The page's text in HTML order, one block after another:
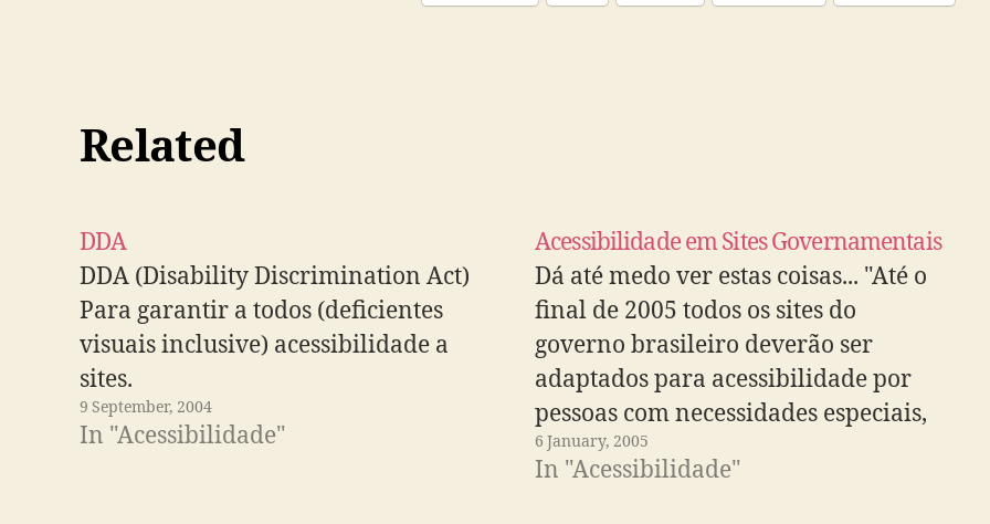
Related
DDA
DDA (Disability Discrimination Act)
Para garantir a todos (deficientes
visuais inclusive) acessibilidade a
sites.
9 September, 2004
In "Acessibilidade"
Acessibilidade em Sites Governamentais
Dá até medo ver estas coisas... "Até o
final de 2005 todos os sites do
governo brasileiro deverão ser
adaptados para acessibilidade por
pessoas com necessidades especiais,
como portadores deficiência visual e
motora".Sites do governo serão
6 January, 2005
In "Acessibilidade"